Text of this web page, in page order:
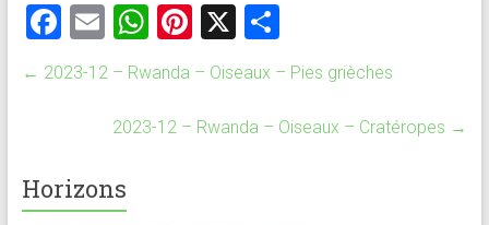
F
a
ce
ok
E
m
ai
W
at
s
Pi
nt
er
es
X P
ar
ta
g
← 2023-12 – Rwanda – Oiseaux – Pies grièches
2023-12 – Rwanda – Oiseaux – Cratéropes →
Horizons